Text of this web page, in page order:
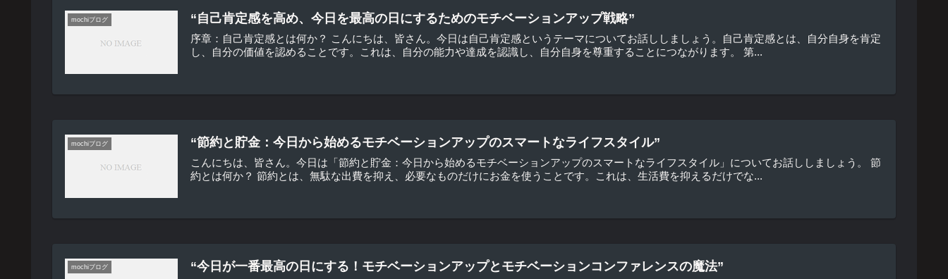
mochiブログ “自己肯定感を高め、今日を最高の日にするためのモチベーションアップ戦略”
序章：自己肯定感とは何か？ こんにちは、皆さん。今日は自己肯定感というテーマについてお話ししましょう。自己肯定感とは、自分自身を肯定
し、自分の価値を認めることです。これは、自分の能力や達成を認識し、自分自身を尊重することにつながります。 第...
mochiブログ “節約と貯金：今日から始めるモチベーションアップのスマートなライフスタイル”
こんにちは、皆さん。今日は「節約と貯金：今日から始めるモチベーションアップのスマートなライフスタイル」についてお話ししましょう。 節
約とは何か？ 節約とは、無駄な出費を抑え、必要なものだけにお金を使うことです。これは、生活費を抑えるだけでな...
mochiブログ “今日が一番最高の日にする！モチベーションアップとモチベーションコンファレンスの魔法”